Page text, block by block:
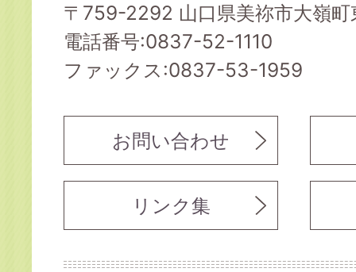
〒759-2292 山口県美祢市大嶺
電話番号:0837-52-1110
ファックス:0837-53-1959
お問い合わせ
リンク集